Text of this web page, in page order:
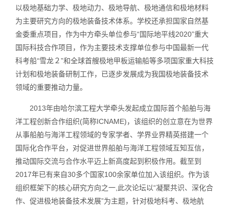
以极地基础力学、极地动力、极地导航、极地通信和极地材料
为主要研究方向的极地装备技术体系。学校还承担国家自然基
金委重点项目，作为中方牵头单位参与“国际地平线2020”重大
国际科技合作项目，作为主要技术支撑单位参与中国最新一代
科考船“雪龙２”和全球首艘极地甲板运输船等多项国家重大科技
计划和极地装备研制工作，已逐步发展成为我国极地装备技术
领域的重要推动力量。
2013年由哈尔滨工程大学牵头发起成立国际首个船舶与海
洋工程创新合作组织(简称ICNAME)，该组织的创立意在为世界
从事船舶与海洋工程领域的专家学者、学界业界精英搭建一个
国际化合作平台，对促进世界船舶与海洋工程领域互知互信，
推动国际交流与合作水平迈上新高度起到积极作用。截至到
2017年已有来自30多个国家100余家单位加入该组织。作为该
组织框架下的核心研究方向之一,此次论坛以“凝聚共识、深化合
作、促进极地装备技术发展”为主题，针对极地科考、极地航